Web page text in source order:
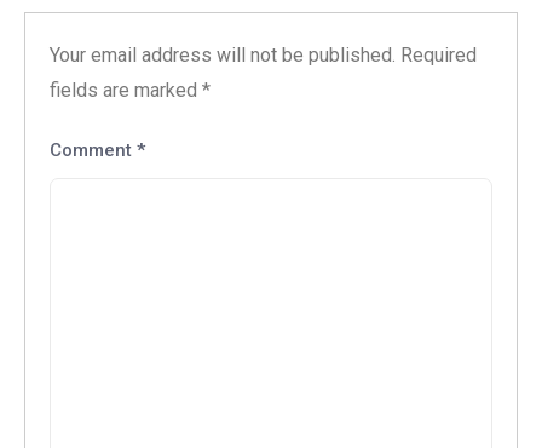
Your email address will not be published. Required
fields are marked *
Comment *